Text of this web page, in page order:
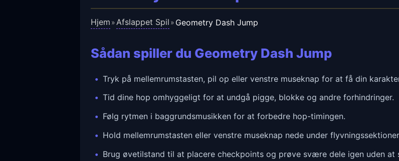
Hjem »Afslappet Spil » Geometry Dash Jump
Sådan spiller du Geometry Dash Jump
Tryk på mellemrumstasten, pil op eller venstre museknap for at få din
Tid dine hop omhyggeligt for at undgå pigge, blokke og andre forhindringer.
Følg rytmen i baggrundsmusikken for at forbedre hop-timingen.
Hold mellemrumstasten eller venstre museknap nede under
Brug øvetilstand til at placere checkpoints og prøve svære dele igen uden at